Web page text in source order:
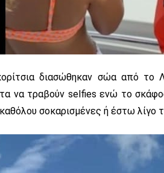
διασώθηκαν σώα από το
να τραβούν selfies ενώ το
σοκαρισμένες ή έστω λίγο